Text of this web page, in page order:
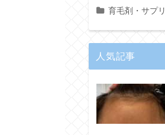
育毛剤・サプリ
人気記事